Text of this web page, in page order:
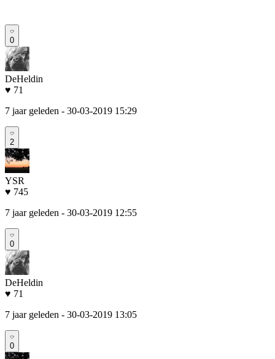
0
DeHeldin
♥ 71
7 jaar geleden - 30-03-2019 15:29
2
YSR
♥ 745
7 jaar geleden - 30-03-2019 12:55
0
DeHeldin
♥ 71
7 jaar geleden - 30-03-2019 13:05
0